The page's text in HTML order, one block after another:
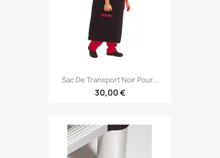
Sac De Transport Noir Pour...
30,00 €